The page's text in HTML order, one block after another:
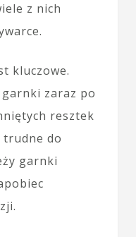
z nich
kluczowe.
zaraz po
resztek
trudne do
garnki